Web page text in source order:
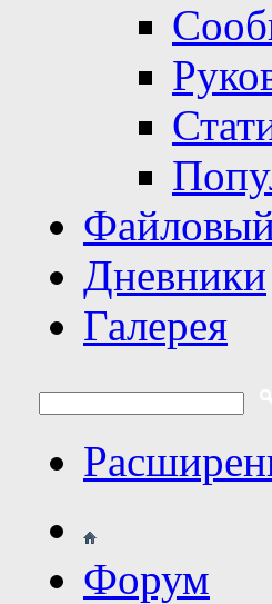
Дневники
Галерея
Форум